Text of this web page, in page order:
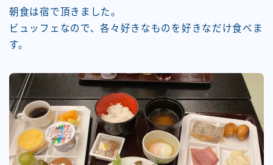
朝食は宿で頂きました。
ビュッフェなので、各々好きなものを好きなだけ食べま
す。